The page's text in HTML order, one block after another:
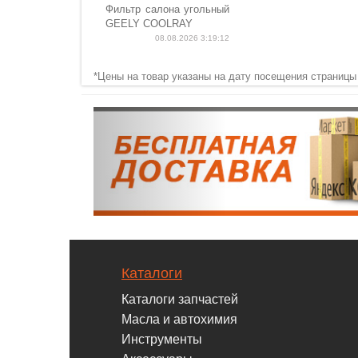
Фильтр салона угольный
GEELY COOLRAY
08.08.2026 3:19:12
*Цены на товар указаны на дату посещения страницы
Каталоги
Каталоги запчастей
Масла и автохимия
Инструменты